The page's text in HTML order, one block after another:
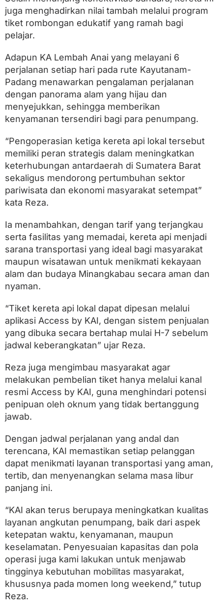
juga menghadirkan nilai tambah melalui program
tiket rombongan edukatif yang ramah bagi
pelajar.
Adapun KA Lembah Anai yang melayani 6
perjalanan setiap hari pada rute Kayutanam-
Padang menawarkan pengalaman perjalanan
dengan panorama alam yang hijau dan
menyejukkan, sehingga memberikan
kenyamanan tersendiri bagi para penumpang.
“Pengoperasian ketiga kereta api lokal tersebut
memiliki peran strategis dalam meningkatkan
keterhubungan antardaerah di Sumatera Barat
sekaligus mendorong pertumbuhan sektor
pariwisata dan ekonomi masyarakat setempat”
kata Reza.
Ia menambahkan, dengan tarif yang terjangkau
serta fasilitas yang memadai, kereta api menjadi
sarana transportasi yang ideal bagi masyarakat
maupun wisatawan untuk menikmati kekayaan
alam dan budaya Minangkabau secara aman dan
nyaman.
“Tiket kereta api lokal dapat dipesan melalui
aplikasi Access by KAI, dengan sistem penjualan
yang dibuka secara bertahap mulai H-7 sebelum
jadwal keberangkatan” ujar Reza.
Reza juga mengimbau masyarakat agar
melakukan pembelian tiket hanya melalui kanal
resmi Access by KAI, guna menghindari potensi
penipuan oleh oknum yang tidak bertanggung
jawab.
Dengan jadwal perjalanan yang andal dan
terencana, KAI memastikan setiap pelanggan
dapat menikmati layanan transportasi yang aman,
tertib, dan menyenangkan selama masa libur
panjang ini.
“KAI akan terus berupaya meningkatkan kualitas
layanan angkutan penumpang, baik dari aspek
ketepatan waktu, kenyamanan, maupun
keselamatan. Penyesuaian kapasitas dan pola
operasi juga kami lakukan untuk menjawab
tingginya kebutuhan mobilitas masyarakat,
khususnya pada momen long weekend,” tutup
Reza.